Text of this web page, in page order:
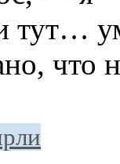
тут…
что